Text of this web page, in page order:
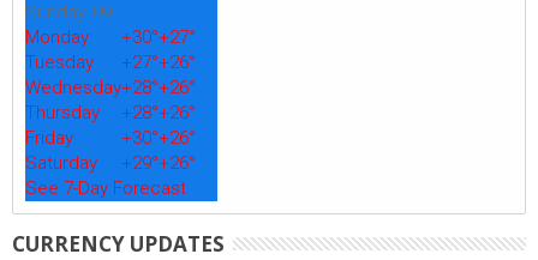
Sunday, 09
Monday
+30°+27°
Tuesday
+27°+26°
Wednesday+28°+26°
Thursday
+28°+26°
Friday
+30°+26°
Saturday
+29°+26°
See 7-Day Forecast
CURRENCY UPDATES